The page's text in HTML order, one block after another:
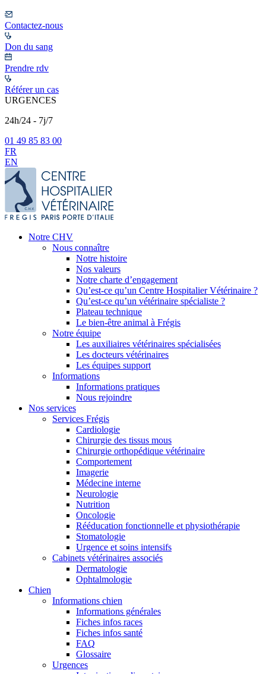
Contactez-nous
Don du sang
Prendre rdv
Référer un cas
URGENCES
24h/24 - 7j/7
01 49 85 83 00
FR
EN
Notre CHV
Nous connaître
Notre histoire
Nos valeurs
Notre charte d’engagement
Qu’est-ce qu’un Centre Hospitalier Vétérinaire ?
Qu’est-ce qu’un vétérinaire spécialiste ?
Plateau technique
Le bien-être animal à Frégis
Notre équipe
Les auxiliaires vétérinaires spécialisées
Les docteurs vétérinaires
Les équipes support
Informations
Informations pratiques
Nous rejoindre
Nos services
Services Frégis
Cardiologie
Chirurgie des tissus mous
Chirurgie orthopédique vétérinaire
Comportement
Imagerie
Médecine interne
Neurologie
Nutrition
Oncologie
Rééducation fonctionnelle et physiothérapie
Stomatologie
Urgence et soins intensifs
Cabinets vétérinaires associés
Dermatologie
Ophtalmologie
Chien
Informations chien
Informations générales
Fiches infos races
Fiches infos santé
FAQ
Glossaire
Urgences